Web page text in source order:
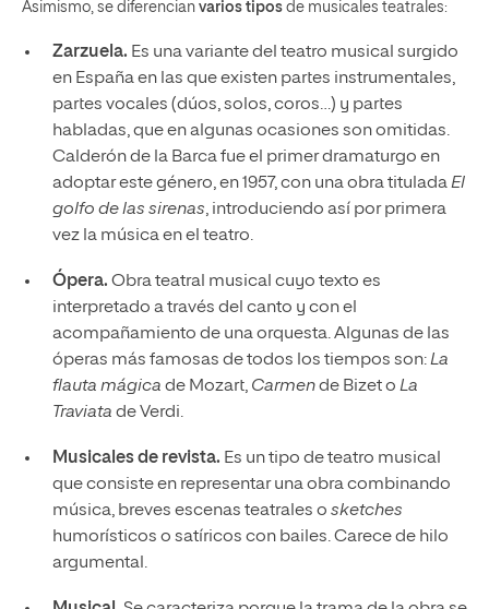
Asimismo, se diferencian varios tipos de musicales teatrales:
Zarzuela. Es una variante del teatro musical surgido
en España en las que existen partes instrumentales,
partes vocales (dúos, solos, coros…) y partes
habladas, que en algunas ocasiones son omitidas.
Calderón de la Barca fue el primer dramaturgo en
adoptar este género, en 1957, con una obra tituladaEl
golfo de las sirenas, introduciendo así por primera
vez la música en el teatro.
Ópera. Obra teatral musical cuyo texto es
interpretado a través del canto y con el
acompañamiento de una orquesta. Algunas de las
óperas más famosas de todos los tiempos son:La
flauta mágica de Mozart, Carmende Bizet o La
Traviata de Verdi.
Musicales de revista. Es un tipo de teatro musical
que consiste en representar una obra combinando
música, breves escenas teatrales o sketches
humorísticos o satíricos con bailes. Carece de hilo
argumental.